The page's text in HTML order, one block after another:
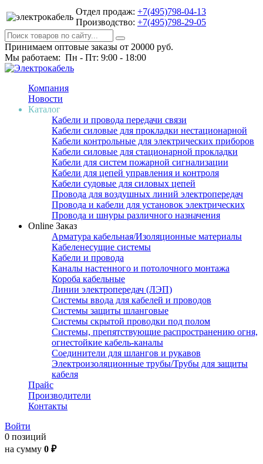
Отдел продаж: +7(495)798-04-13
Производство: +7(495)798-29-05
Принимаем оптовые заказы от 20000 руб.
Мы работаем: Пн - Пт: 9:00 - 18:00
Компания
Новости
Каталог
Кабели и провода передачи связи
Кабели силовые для прокладки нестационарной
Кабели контрольные для электрических приборов
Кабели силовые для стационарной прокладки
Кабели для систем пожарной сигнализации
Кабели для цепей управления и контроля
Кабели судовые для силовых цепей
Провода для воздушных линий электропередач
Провода и кабели для установок электрических
Провода и шнуры различного назначения
Online Заказ
Арматура кабельная/Изоляционные материалы
Кабеленесущие системы
Кабели и провода
Каналы настенного и потолочного монтажа
Короба кабельные
Линии электропередач (ЛЭП)
Системы ввода для кабелей и проводов
Системы защиты шланговые
Системы скрытой проводки под полом
Системы, препятствующие распространению огня,
огнестойкие кабель-каналы
Соединители для шлангов и рукавов
Электроизоляционные трубы/Трубы для защиты
кабеля
Прайс
Производители
Контакты
Войти
0 позиций
на сумму 0 ₽